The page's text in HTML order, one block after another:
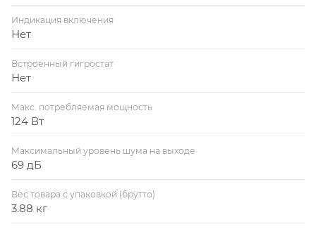
Индикация включения
Нет
Встроенный гигростат
Нет
Макс. потребляемая мощность
124 Вт
Максимальный уровень шума на выходе
69 дБ
Вес товара с упаковкой (брутто)
3.88 кг